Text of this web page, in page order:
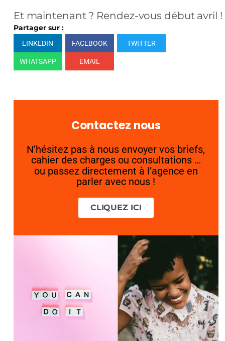
Et maintenant ? Rendez-vous début avril !
Partager sur :
LINKEDIN FACEBOOK TWITTER
WHATSAPP EMAIL
Contactez nous
N’hésitez pas à nous envoyer vos briefs,
cahier des charges ou consultations …
ou passez directement à l’agence en
parler avec nous !
CLIQUEZ ICI